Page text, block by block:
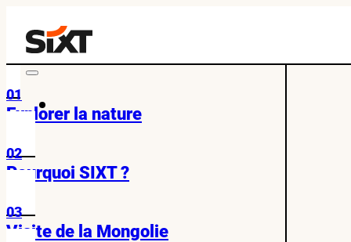
01
Explorer la nature
02
Pourquoi SIXT ?
03
Visite de la Mongolie